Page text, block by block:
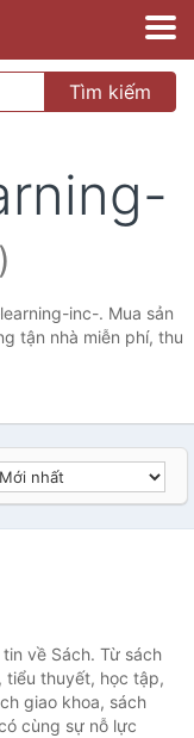
Tìm kiếm
inc-. Mua sản
tận nhà miễn phí, thu
về Sách. Từ sách
tiểu thuyết, học tập,
giao khoa, sách
cùng sự nỗ lực